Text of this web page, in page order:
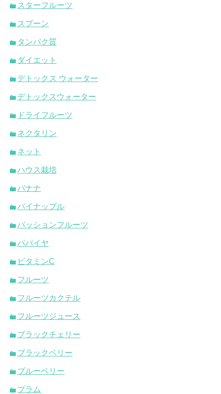
スターフルーツ
スプーン
タンパク質
ダイエット
デトックス ウォーター
デトックスウォーター
ドライフルーツ
ネクタリン
ネット
ハウス栽培
バナナ
パイナップル
パッションフルーツ
パパイヤ
ビタミンC
フルーツ
フルーツカクテル
フルーツジュース
ブラックチェリー
ブラックベリー
ブルーベリー
プラム